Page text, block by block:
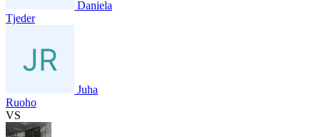
Daniela
Tjeder
Juha
Ruoho
VS